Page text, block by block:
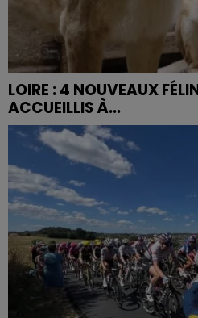
LOIRE : 4 NOUVEAUX
ACCUEILLIS À...